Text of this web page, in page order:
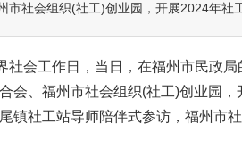
市社会组织(社工)创业园，开展2024年社
社会工作日，当日，在福州市民政
会、福州市社会组织(社工)创业园
镇社工站导师陪伴式参访，福州市